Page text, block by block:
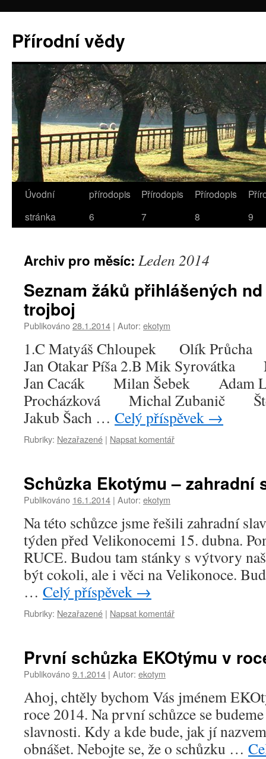
Přírodní vědy
Úvodní
stránka
přírodopis
6
Přírodopis
7
Přírodopis
8
9
Archiv pro měsíc: Leden 2014
Seznam žáků přihlášených
trojboj
Publikováno28.1.2014 | Autor: ekotym
1.C Matyáš Chloupek Olík Průcha
Jan Otakar Píša 2.B Mik
Jan Cacák Milan Šebek Adam
Procházková Michal Zubanič
Jakub Šach … Celý příspěvek →
Rubriky: Nezařazené | Napsat komentář
Schůzka Ekotýmu – zahradní
Publikováno 16.1.2014 | Autor: ekotym
Na této schůzce jsme řešili zahradní
týden před Velikonocemi 15. dubna.
RUCE. Budou tam stánky s výtvory
být cokoli, ale i věci na Velikonoce.
… Celý příspěvek →
Rubriky: Nezařazené | Napsat komentář
První schůzka EKOtýmu v
Publikováno9.1.2014 | Autor: ekotym
Ahoj, chtěly bychom Vás jménem
roce 2014. Na první schůzce se
slavnosti. Kdy a kde bude, jak jí
obnášet. Nebojte se, že o schůzku …